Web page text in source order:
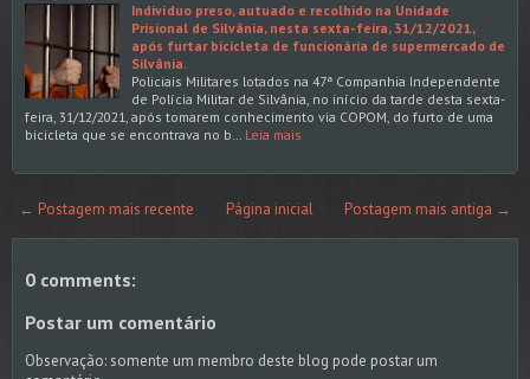
Indivíduo preso, autuado e recolhido na Unidade
Prisional de Silvânia, nesta sexta-feira, 31/12/2021,
após furtar bicicleta de funcionária de supermercado de
Silvânia.
Policiais Militares lotados na 47ª Companhia Independente
de Polícia Militar de Silvânia, no início da tarde desta sexta-
feira, 31/12/2021, após tomarem conhecimento via COPOM, do furto de uma
bicicleta que se encontrava no b… Leia mais
← Postagem mais recente Postagem mais antiga →
Página inicial
0 comments:
Postar um comentário
Observação: somente um membro deste blog pode postar um